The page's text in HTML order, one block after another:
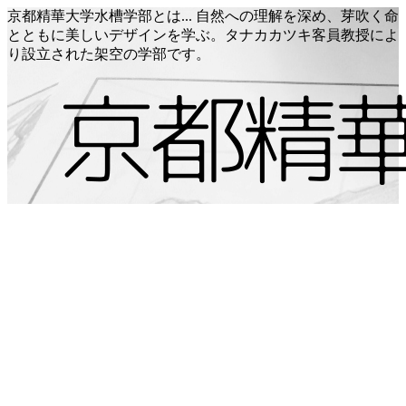
京都精華大学水槽学部とは... 自然への理解を深め、芽吹く命
とともに美しいデザインを学ぶ。タナカカツキ客員教授によ
り設立された架空の学部です。